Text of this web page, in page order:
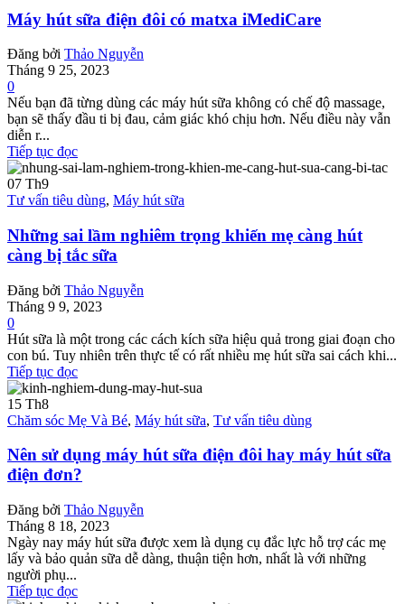
Máy hút sữa điện đôi có matxa iMediCare
Đăng bởi Thảo Nguyễn
Tháng 9 25, 2023
0
Nếu bạn đã từng dùng các máy hút sữa không có chế độ massage,
bạn sẽ thấy đầu ti bị đau, cảm giác khó chịu hơn. Nếu điều này vẫn
diễn r...
Tiếp tục đọc
07 Th9
Tư vấn tiêu dùng, Máy hút sữa
Những sai lầm nghiêm trọng khiến mẹ càng hút
càng bị tắc sữa
Đăng bởi Thảo Nguyễn
Tháng 9 9, 2023
0
Hút sữa là một trong các cách kích sữa hiệu quả trong giai đoạn cho
con bú. Tuy nhiên trên thực tế có rất nhiều mẹ hút sữa sai cách khi...
Tiếp tục đọc
15 Th8
Chăm sóc Mẹ Và Bé, Máy hút sữa, Tư vấn tiêu dùng
Nên sử dụng máy hút sữa điện đôi hay máy hút sữa
điện đơn?
Đăng bởi Thảo Nguyễn
Tháng 8 18, 2023
Ngày nay máy hút sữa được xem là dụng cụ đắc lực hỗ trợ các mẹ
lấy và bảo quản sữa dễ dàng, thuận tiện hơn, nhất là với những
người phụ...
Tiếp tục đọc